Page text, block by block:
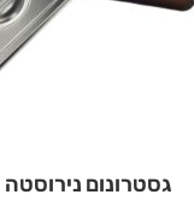
גסטרונום